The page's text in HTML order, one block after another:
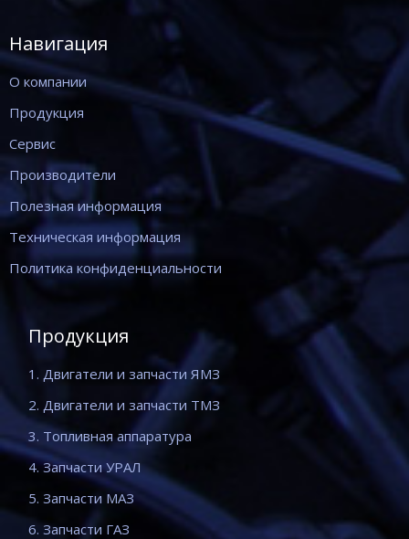
Навигация
О компании
Продукция
Сервис
Производители
Полезная информация
Техническая информация
Политика конфиденциальности
Продукция
1. Двигатели и запчасти ЯМЗ
2. Двигатели и запчасти ТМЗ
3. Топливная аппаратура
4. Запчасти УРАЛ
5. Запчасти МАЗ
6. Запчасти ГАЗ